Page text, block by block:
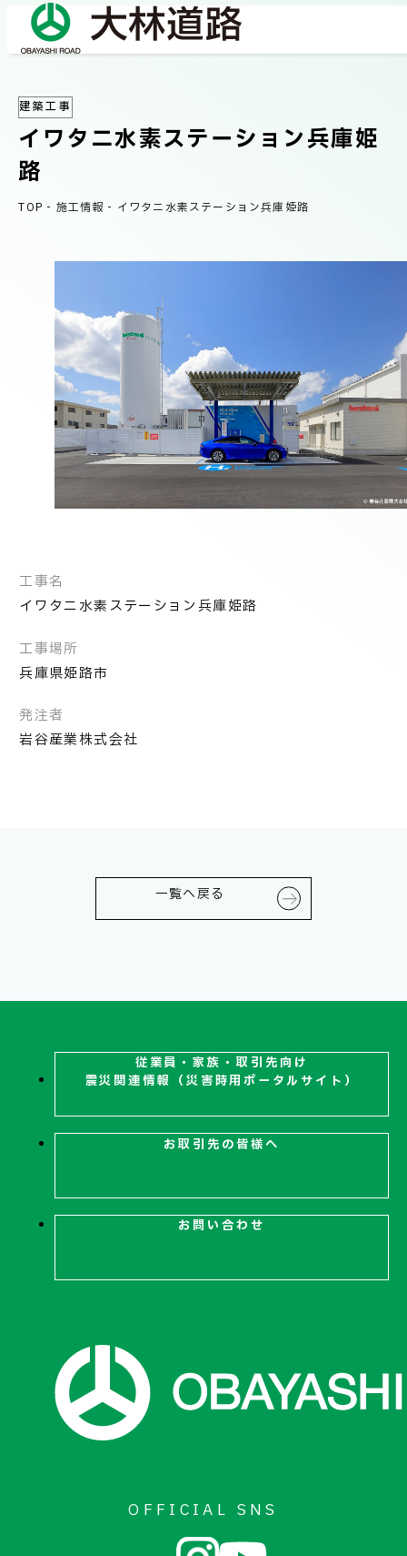
COMPANY
会社情報
サステナビリティ
ネットワーク
電子公告
BUSINESS
施工事例
TECHNICAL INFORMATION
技術情報
PRODUCT INFORMATION
製品情報
お知らせ
採用情報
建築工事
イワタニ水素ステーション兵庫姫
路
TOP - 施工情報 - イワタニ水素ステーション兵庫姫路
工事名
イワタニ水素ステーション兵庫姫路
工事場所
兵庫県姫路市
発注者
岩谷産業株式会社
一覧へ戻る
従業員・家族・取引先向け
震災関連情報（災害時用ポータルサイト）
お取引先の皆様へ
お問い合わせ
OFFICIAL SNS